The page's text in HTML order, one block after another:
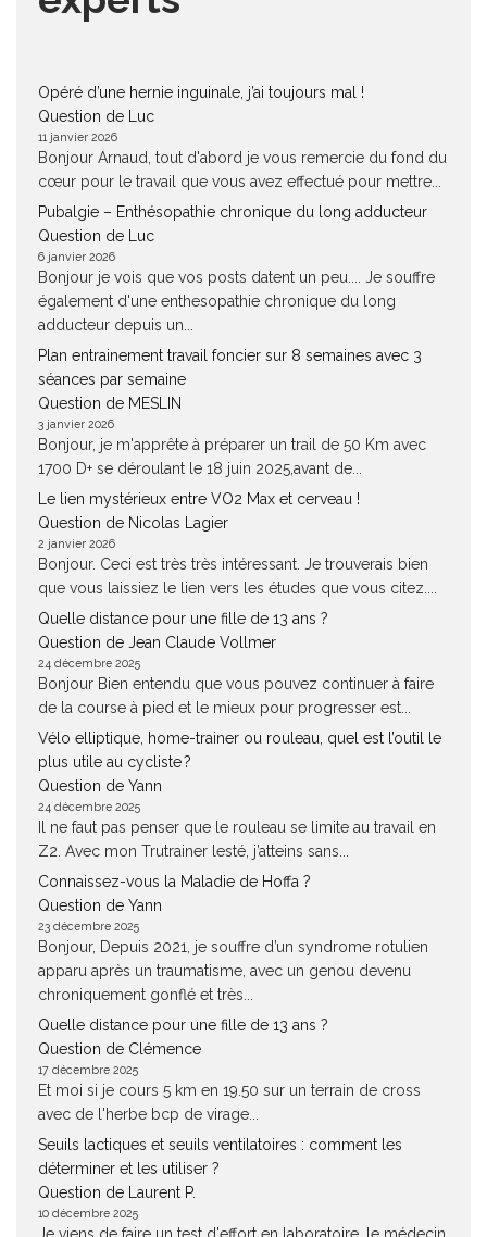
Opéré d’une hernie inguinale, j’ai toujours mal !
Question de Luc
11 janvier 2026
Bonjour Arnaud, tout d'abord je vous remercie du fond du
cœur pour le travail que vous avez effectué pour mettre...
Pubalgie – Enthésopathie chronique du long adducteur
Question de Luc
6 janvier 2026
Bonjour je vois que vos posts datent un peu.... Je souffre
également d'une enthesopathie chronique du long
adducteur depuis un...
Plan entrainement travail foncier sur 8 semaines avec 3
séances par semaine
Question de MESLIN
3 janvier 2026
Bonjour, je m'apprête à préparer un trail de 50 Km avec
1700 D+ se déroulant le 18 juin 2025,avant de...
Le lien mystérieux entre VO2 Max et cerveau !
Question de Nicolas Lagier
2 janvier 2026
Bonjour. Ceci est très très intéressant. Je trouverais bien
que vous laissiez le lien vers les études que vous citez....
Quelle distance pour une fille de 13 ans ?
Question de Jean Claude Vollmer
24 décembre 2025
Bonjour Bien entendu que vous pouvez continuer à faire
de la course à pied et le mieux pour progresser est...
Vélo elliptique, home-trainer ou rouleau, quel est l’outil le
plus utile au cycliste ?
Question de Yann
24 décembre 2025
Il ne faut pas penser que le rouleau se limite au travail en
Z2. Avec mon Trutrainer lesté, j’atteins sans...
Connaissez-vous la Maladie de Hoffa ?
Question de Yann
23 décembre 2025
Bonjour, Depuis 2021, je souffre d’un syndrome rotulien
apparu après un traumatisme, avec un genou devenu
chroniquement gonflé et très...
Quelle distance pour une fille de 13 ans ?
Question de Clémence
17 décembre 2025
Et moi si je cours 5 km en 19.50 sur un terrain de cross
avec de l'herbe bcp de virage...
Seuils lactiques et seuils ventilatoires : comment les
déterminer et les utiliser ?
Question de Laurent P.
10 décembre 2025